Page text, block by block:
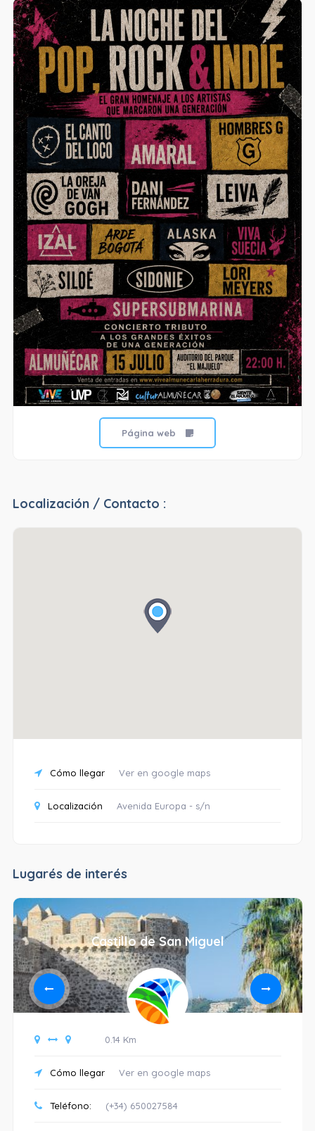
Página web
Localización / Contacto :
Cómo llegar Ver en google maps
Localización Avenida Europa - s/n
Lugarés de interés
Castillo de San Miguel
0.14 Km
Cómo llegar Ver en google maps
Teléfono: (+34) 650027584